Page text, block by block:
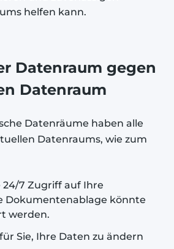
helfen kann.
Datenraum gegen
Datenraum
Datenräume haben alle
Datenraums, wie zum
24/7 Zugriff auf Ihre
Dokumentenablage könnte
werden.
Sie, Ihre Daten zu ändern